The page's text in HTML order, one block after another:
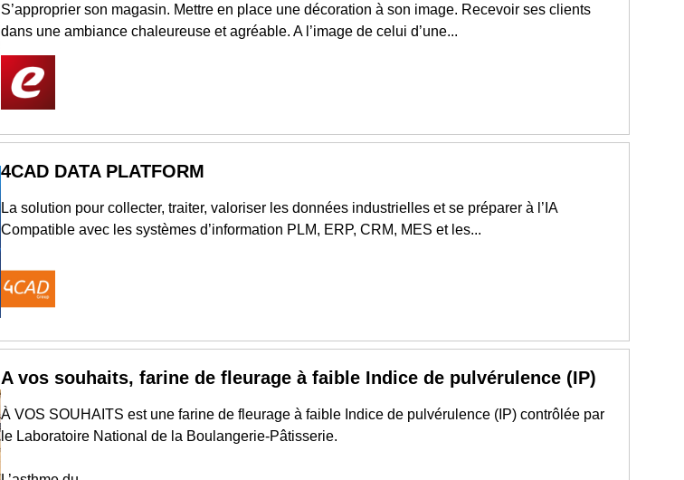
S’approprier son magasin. Mettre en place une décoration à son image. Recevoir ses clients
dans une ambiance chaleureuse et agréable. A l’image de celui d’une...
4CAD DATA PLATFORM
La solution pour collecter, traiter, valoriser les données industrielles et se préparer à l’IA
Compatible avec les systèmes d’information PLM, ERP, CRM, MES et les...
A vos souhaits, farine de fleurage à faible Indice de pulvérulence (IP)
À VOS SOUHAITS est une farine de fleurage à faible Indice de pulvérulence (IP) contrôlée par
le Laboratoire National de la Boulangerie-Pâtisserie.